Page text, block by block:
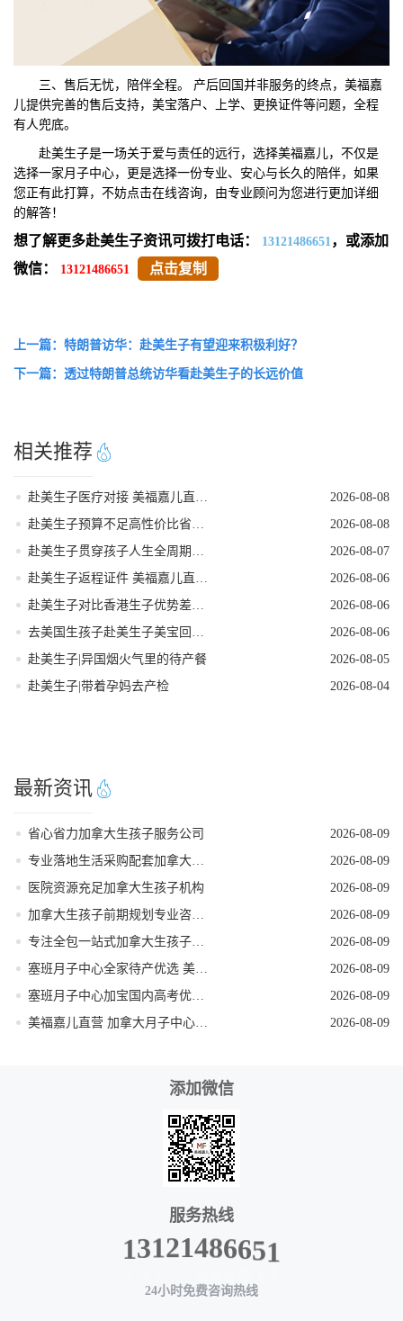
三、售后无忧，陪伴全程。 产后回国并非服务的终点，美福嘉
儿提供完善的售后支持，美宝落户、上学、更换证件等问题，全程
有人兜底。
赴美生子是一场关于爱与责任的远行，选择美福嘉儿，不仅是
选择一家月子中心，更是选择一份专业、安心与长久的陪伴，如果
您正有此打算，不妨点击在线咨询，由专业顾问为您进行更加详细
的解答！
想了解更多赴美生子资讯可拨打电话： 13121486651，或添加
微信：
13121486651 点击复制
上一篇：特朗普访华：赴美生子有望迎来积极利好？
下一篇：透过特朗普总统访华看赴美生子的长远价值
相关推荐
赴美生子医疗对接 美福嘉儿直营月子中心
2026-08-08
赴美生子预算不足高性价比省钱落地方案
2026-08-08
赴美生子贯穿孩子人生全周期的身份红利
2026-08-07
赴美生子返程证件 美福嘉儿直营核对清单
2026-08-06
赴美生子对比香港生子优势差距全面分析
2026-08-06
去美国生孩子赴美生子美宝回国落户流程
2026-08-06
赴美生子|异国烟火气里的待产餐
2026-08-05
赴美生子|带着孕妈去产检
2026-08-04
最新资讯
省心省力加拿大生孩子服务公司
2026-08-09
专业落地生活采购配套加拿大生孩子服务机构
2026-08-09
医院资源充足加拿大生孩子机构
2026-08-09
加拿大生孩子前期规划专业咨询机构
2026-08-09
专注全包一站式加拿大生孩子机构
2026-08-09
塞班月子中心全家待产优选 美福嘉儿独栋别墅
2026-08-09
塞班月子中心加宝国内高考优势 美福嘉儿科普
2026-08-09
美福嘉儿直营 加拿大月子中心签证资料优化
2026-08-09
添加微信
服务热线
13121486651
24小时免费咨询热线